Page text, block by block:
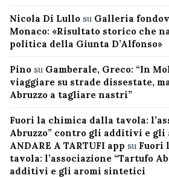
Nicola Di Lullo su Galleria
Monaco: «Risultato storico che
politica della Giunta D’Alfonso»
Pino su Gamberale, Greco: “In
viaggiare su strade dissestate,
Abruzzo a tagliare nastri”
Fuori la chimica dalla tavola:
Abruzzo” contro gli additivi e
ANDARE A TARTUFI app su Fuori
tavola: l’associazione “Tartufo
additivi e gli aromi sintetici